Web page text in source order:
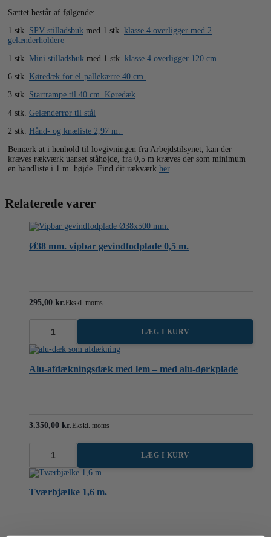
Sættet består af følgende:
1 stk. SPV stilladsbuk med 1 stk. klasse 4 overligger med 2
gelænderholdere
1 stk. Mini stilladsbuk med 1 stk. klasse 4 overligger 120 cm.
6 stk. Køredæk for el-pallekærre 40 cm.
3 stk. Startrampe til 40 cm. Køredæk
4 stk. Gelænderrør til stål
2 stk. Hånd- og knæliste 2,97 m.
Bemærk at i henhold til lovgivningen fra Arbejdstilsynet, kan der
kræves rækværk uanset ståhøjde, fra 0,5 m kræves der som minimum
en håndliste i 1 m. højde. Find dit rækværk her.
Relaterede varer
Ø38 mm. vipbar gevindfodplade 0,5 m.
295,00 kr.Ekskl. moms
mm.
vipbar
gevindfodplade
0,5
LÆG I KURV
Alu-afdækningsdæk med lem – med alu-dørkplade
3.350,00 kr.Ekskl. moms
afdækningsdæk
med
lem
-
LÆG I KURV
Tværbjælke 1,6 m.